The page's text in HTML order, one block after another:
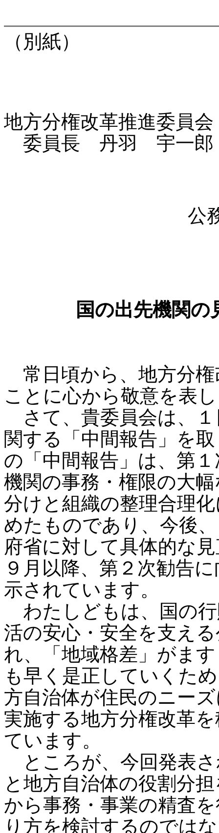
（別紙）
地方分権改革推進委員会
委員長 丹羽 宇一
公
国の出先機関
常日頃から、地方分
ことに心から敬意を表
さて、貴委員会は、１
関する「中間報告」を
の「中間報告」は、第
機関の事務・権限の大
分けと組織の整理合理
めたものであり、今後
府省に対して具体的な
９月以降、第２次勧告
示されています。
わたしどもは、国の
活の安心・安全を支え
れ、「地域格差」がま
も早く是正していくた
方自治体が住民のニー
実施する地方分権改革
ています。
ところが、今回発表
と地方自治体の役割分
から事務・事業の精査
り方を検討するのでは